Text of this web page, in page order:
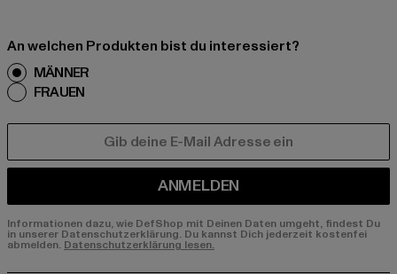
An welchen Produkten bist du interessiert?
MÄNNER
FRAUEN
ANMELDEN
Informationen dazu, wie DefShop mit Deinen Daten umgeht, findest Du
in unserer Datenschutzerklärung. Du kannst Dich jederzeit kostenfei
abmelden. Datenschutzerklärung lesen.